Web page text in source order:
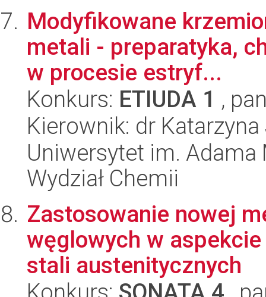
Modyfikowane
metali - preparatyka,
w procesie estryf...
Konkurs: ETIUDA 1 ,
Kierownik: dr
Uniwersytet im.
Wydział Chemii
Zastosowanie nowej
węglowych w
stali austenitycznych